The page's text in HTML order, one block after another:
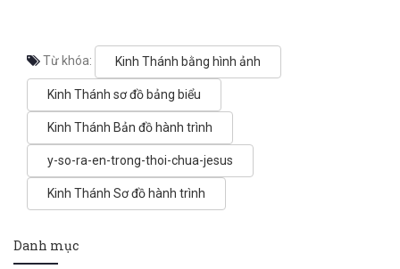
Từ khóa: Kinh Thánh bằng hình ảnh
Kinh Thánh sơ đồ bảng biểu
Kinh Thánh Bản đồ hành trình
y-so-ra-en-trong-thoi-chua-jesus
Kinh Thánh Sơ đồ hành trình
Danh mục